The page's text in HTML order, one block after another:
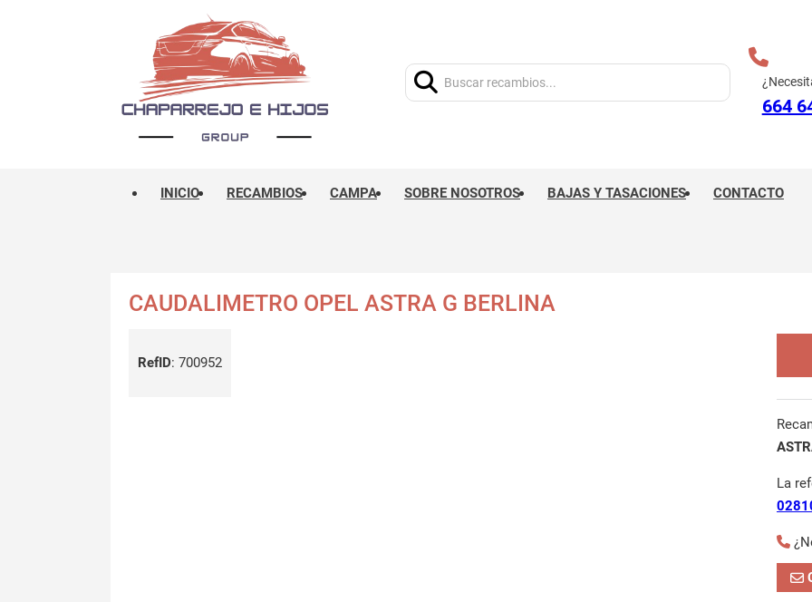
664
INICIO RECAMBIOS CAMPA SOBRE NOSOTROS BAJAS Y TASACIONES CONTACTO
CAUDALIMETRO OPEL ASTRA G BERLINA
RefID: 700952
La